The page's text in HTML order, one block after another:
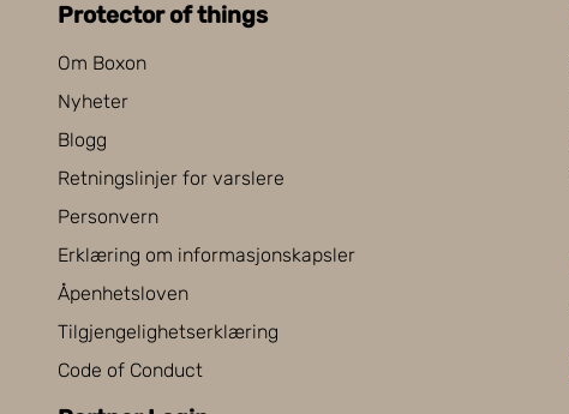
Protector of things
Om Boxon
Nyheter
Blogg
Retningslinjer for varslere
Personvern
Erklæring om informasjonskapsler
Åpenhetsloven
Tilgjengelighetserklæring
Code of Conduct